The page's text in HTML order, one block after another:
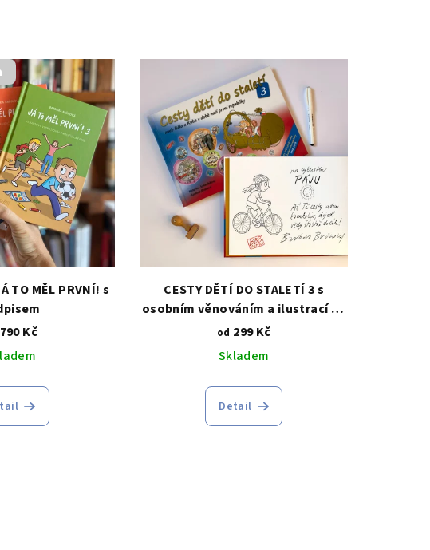
TO MĚL PRVNÍ! s
790 Kč
CESTY DĚTÍ DO STALETÍ 3 s
osobním věnováním a ilustrací na
míru
od 299 Kč
Skladem
Detail